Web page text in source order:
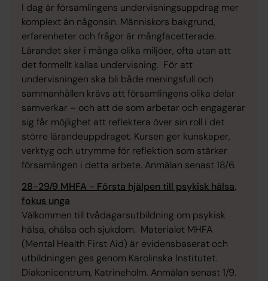
I dag är församlingens undervisningsuppdrag mer
komplext än någonsin. Människors bakgrund,
erfarenheter och frågor är mångfacetterade.
Lärandet sker i många olika miljöer, ofta utan att
det formellt kallas undervisning. För att
undervisningen ska bli både meningsfull och
sammanhållen krävs att församlingens olika delar
samverkar – och att de som arbetar och engagerar
sig får möjlighet att reflektera över sin roll i det
större lärandeuppdraget. Kursen ger kunskaper,
verktyg och utrymme för reflektion som stärker
församlingen i detta arbete. Anmälan senast 18/6.
28-29/9 MHFA - Första hjälpen till psykisk hälsa,
fokus unga
Välkommen till tvådagarsutbildning om psykisk
hälsa, ohälsa och sjukdom. Materialet MHFA
(Mental Health First Aid) är evidensbaserat och
utbildningen ges genom Karolinska Institutet.
Diakonicentrum, Katrineholm. Anmälan senast 1/9.